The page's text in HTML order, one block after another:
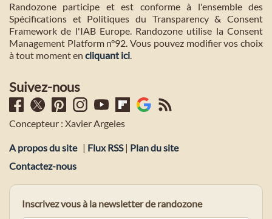
Randozone participe et est conforme à l'ensemble des
Spécifications et Politiques du Transparency & Consent
Framework de l'IAB Europe. Randozone utilise la Consent
Management Platform n°92. Vous pouvez modifier vos choix
à tout moment en cliquant ici.
Suivez-nous
Concepteur : Xavier Argeles
A propos du site | Flux RSS| Plan du site
Contactez-nous
Inscrivez vous à la newsletter de randozone